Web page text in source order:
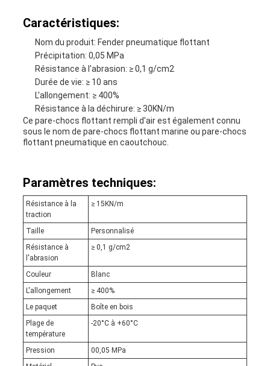
Caractéristiques:
Nom du produit: Fender pneumatique flottant
Précipitation: 0,05 MPa
Résistance à l'abrasion: ≥ 0,1 g/cm2
Durée de vie: ≥ 10 ans
L'allongement: ≥ 400%
Résistance à la déchirure: ≥ 30KN/m
Ce pare-chocs flottant rempli d'air est également connu
sous le nom de pare-chocs flottant marine ou pare-chocs
flottant pneumatique en caoutchouc.
Paramètres techniques:
Résistance à la
traction
≥ 15KN/m
Taille
Personnalisé
Résistance à
l'abrasion
≥ 0,1 g/cm2
Couleur
Blanc
L'allongement
≥ 400%
Le paquet
Boîte en bois
Plage de
température
-20°C à +60°C
Pression
00,05 MPa